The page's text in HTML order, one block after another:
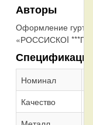
Авторы
Оформление
«РОССИСКОI
Номинал
Качество